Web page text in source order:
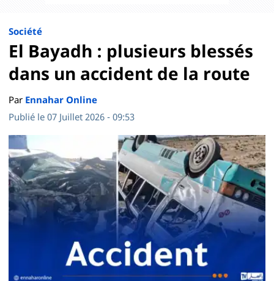
Société
El Bayadh : plusieurs blessés
dans un accident de la route
Par Ennahar Online
Publié le 07 Juillet 2026 - 09:53